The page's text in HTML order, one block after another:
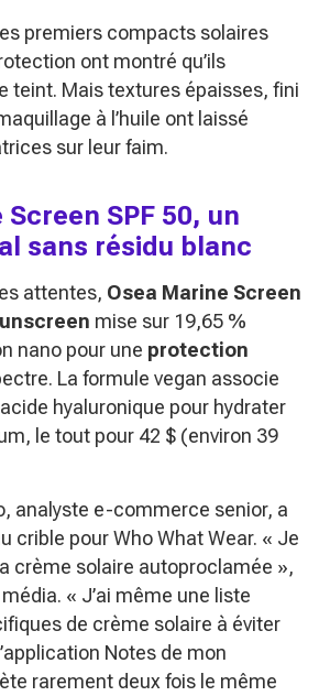
premiers compacts solaires
ont montré qu’ils
teint. Mais textures épaisses, fini
à l’huile ont laissé
sur leur faim.
SPF 50, un
sans résidu blanc
attentes, Osea Marine Screen
mise sur 19,65 %
nano pour une protection
La formule vegan associe
hyaluronique pour hydrater
le tout pour 42 $ (environ 39
analyste e-commerce senior, a
crible pour Who What Wear. « Je
crème solaire autoproclamée »,
« J’ai même une liste
de crème solaire à éviter
Notes de mon
rarement deux fois le même